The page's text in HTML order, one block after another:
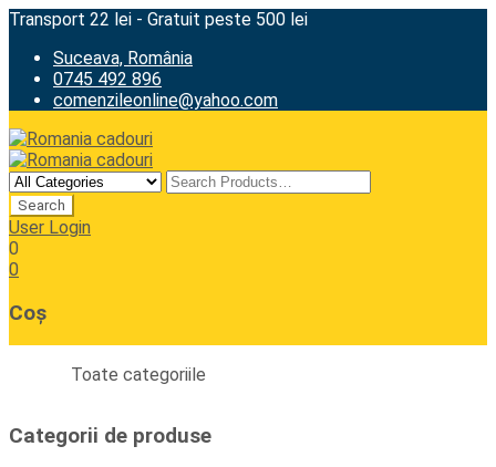
Transport 22 lei - Gratuit peste 500 lei
Suceava, România
0745 492 896
comenzileonline@yahoo.com
User Login
0
0
Coș
Toate categoriile
Categorii de produse